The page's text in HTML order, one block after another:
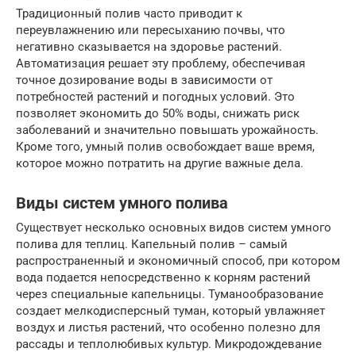
Традиционный полив часто приводит к
переувлажнению или пересыханию почвы, что
негативно сказывается на здоровье растений.
Автоматизация решает эту проблему, обеспечивая
точное дозирование воды в зависимости от
потребностей растений и погодных условий. Это
позволяет экономить до 50% воды, снижать риск
заболеваний и значительно повышать урожайность.
Кроме того, умный полив освобождает ваше время,
которое можно потратить на другие важные дела.
Виды систем умного полива
Существует несколько основных видов систем умного
полива для теплиц. Капельный полив – самый
распространенный и экономичный способ, при котором
вода подается непосредственно к корням растений
через специальные капельницы. Туманообразование
создает мелкодисперсный туман, который увлажняет
воздух и листья растений, что особенно полезно для
рассады и теплолюбивых культур. Микродождевание